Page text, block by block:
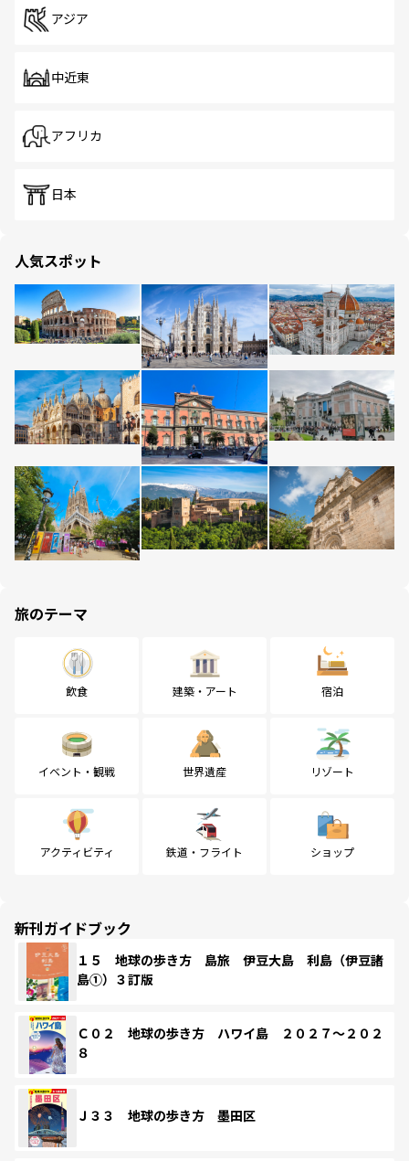
アジア
中近東
アフリカ
日本
人気スポット
旅のテーマ
飲食 建築・アート 宿泊
イベント・観戦 世界遺産 リゾート
アクティビティ 鉄道・フライト ショップ
新刊ガイドブック
１５ 地球の歩き方 島旅 伊豆大島 利島（伊豆諸
島①）３訂版
Ｃ０２ 地球の歩き方 ハワイ島 ２０２７～２０２
８
Ｊ３３ 地球の歩き方 墨田区